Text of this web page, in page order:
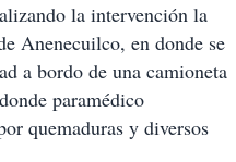
la intervención la
Anenecuilco, en donde se
a bordo de una camioneta
paramédico
quemaduras y diversos